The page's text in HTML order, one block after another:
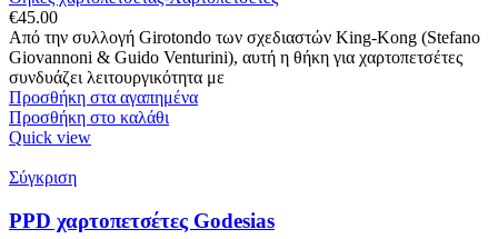
€45.00
Από την συλλογή Girotondo των σχεδιαστών King-Kong (Stefano
Giovannoni & Guido Venturini), αυτή η θήκη για χαρτοπετσέτες
συνδυάζει λειτουργικότητα με
Προσθήκη στα αγαπημένα
Προσθήκη στο καλάθι
Quick view
Σύγκριση
PPD χαρτοπετσέτες Godesias